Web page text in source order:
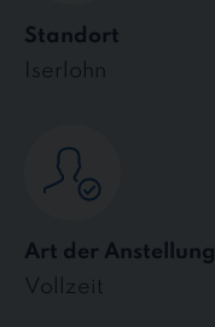
Standort
Iserlohn
Art der Anstellung
Vollzeit